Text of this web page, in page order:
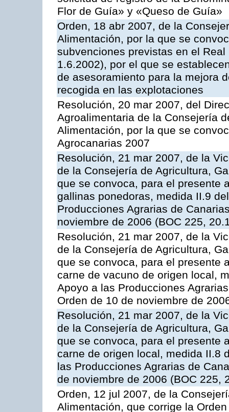
Flor de Guía» y «Queso de Guía»
Orden, 18 abr 2007, de la
Alimentación, por la que se
subvenciones previstas en el
1.6.2002), por el que se
de asesoramiento para la mejora
recogida en las explotaciones
Resolución, 20 mar 2007, del
Agroalimentaria de la Consejería
Alimentación, por la que se
Agrocanarias 2007
Resolución, 21 mar 2007, de la
de la Consejería de Agricultura,
que se convoca, para el presente
gallinas ponedoras, medida II.9
Producciones Agrarias de
noviembre de 2006 (BOC 225,
Resolución, 21 mar 2007, de la
de la Consejería de Agricultura,
que se convoca, para el presente
carne de vacuno de origen local,
Apoyo a las Producciones
Orden de 10 de noviembre de
Resolución, 21 mar 2007, de la
de la Consejería de Agricultura,
que se convoca, para el presente
carne de origen local, medida II.8
las Producciones Agrarias de
de noviembre de 2006 (BOC 225,
Orden, 12 jul 2007, de la
Alimentación, que corrige la